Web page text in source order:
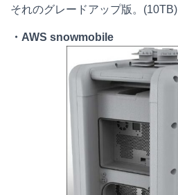
それのグレードアップ版。(10TB)
・ AWS snowmobile